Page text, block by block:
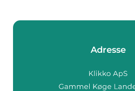
Adresse